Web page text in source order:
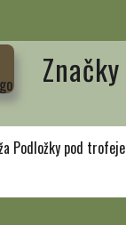
Značky
Podložky pod trofeje